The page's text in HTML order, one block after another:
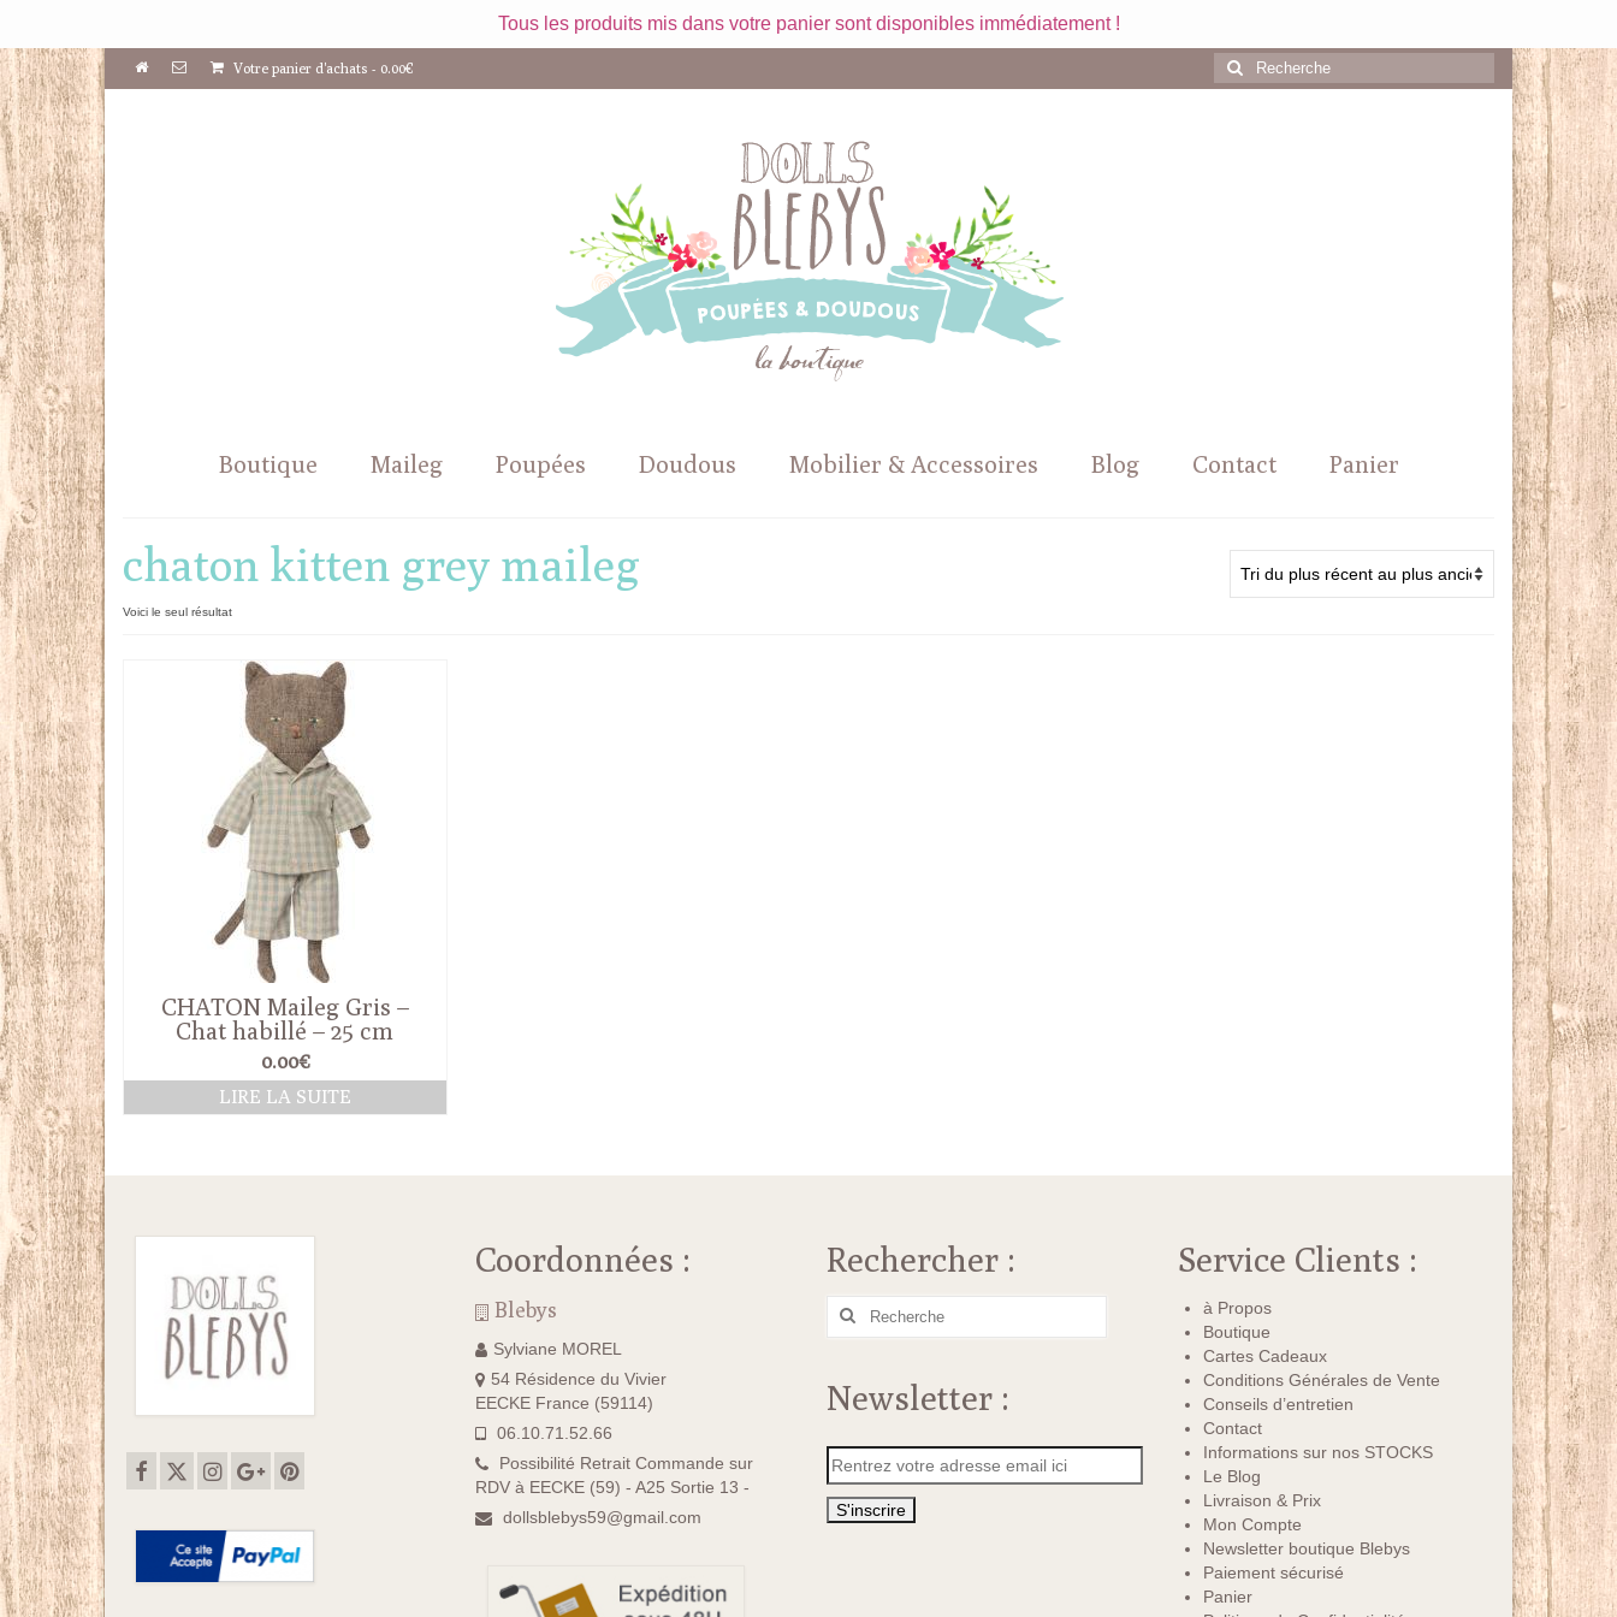
Tous les produits mis dans votre panier sont disponibles immédiatement !
Votre panier d'achats - 0.00€
Rechercher
:
Boutique Maileg Poupées Doudous Mobilier & Accessoires Blog Contact Panier
chaton kitten grey maileg
Voici le seul résultat
CHATON Maileg Gris –
Chat habillé – 25 cm
0.00€
LIRE LA SUITE
Coordonnées :
Blebys
Sylviane MOREL
54 Résidence du Vivier
EECKE France (59114)
06.10.71.52.66
Possibilité Retrait Commande sur
RDV à EECKE (59) - A25 Sortie 13 -
dollsblebys59@gmail.com
Rechercher :
Rechercher
Newsletter :
Service Clients :
à Propos
Boutique
Cartes Cadeaux
Conditions Générales de Vente
Conseils d’entretien
Contact
Informations sur nos STOCKS
Le Blog
Livraison & Prix
Mon Compte
Newsletter boutique Blebys
Paiement sécurisé
Panier